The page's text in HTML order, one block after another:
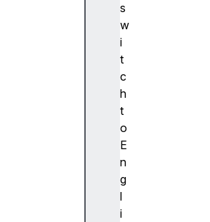
s
w
i
t
c
h
t
o
E
n
g
l
i